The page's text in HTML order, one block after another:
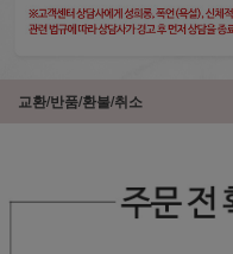
교환/반품/환불/취소